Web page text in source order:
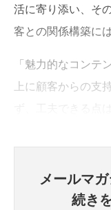
活に寄り添い、そ
客との関係構築に
「魅力的なコンテ
上に顧客からの支
メールマ
続き